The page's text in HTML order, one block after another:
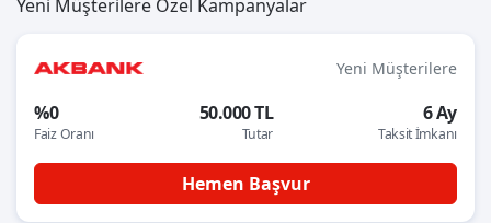
Yeni Müşterilere Özel Kampanyalar
Yeni Müşterilere
%0
Faiz Oranı
50.000 TL
Tutar
6 Ay
Taksit İmkanı
Hemen Başvur